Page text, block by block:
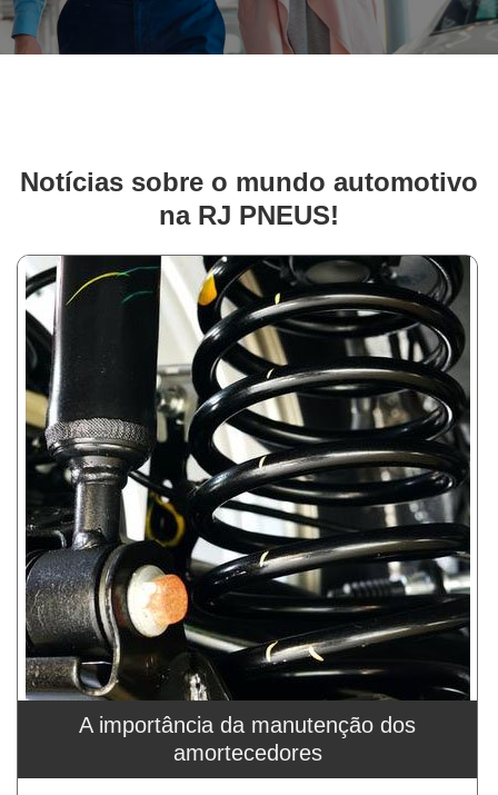
Notícias sobre o mundo automotivo
na RJ PNEUS!
A importância da manutenção dos
amortecedores